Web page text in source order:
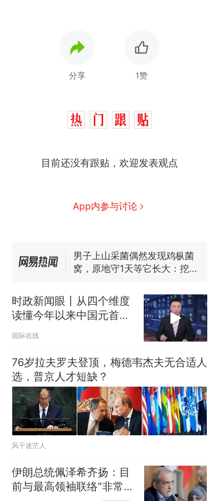
分享 1赞
目前还没有跟贴，欢迎发表观点
App内参与讨论
因老师一句“跟我回家”改写了
费大厨“全国小炒肉大王”称
140多朵
美国渔民钓获鲨鱼徒手将其拽
回大海 目击者直呼震惊 （视频
官方通报
热 那个在床头放菜刀的女孩，
因老师一句“跟我回家”改写了
时政新闻眼丨从四个维度
读懂今年以来中国元首外
国际在线
76岁拉夫罗夫登顶，梅德韦杰夫无合适人
选，普京人才短缺？
风干迷茫人
伊朗总统佩泽希齐扬：目
前与最高领袖联络"非常困